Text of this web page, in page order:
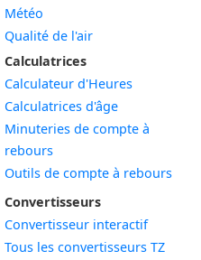
Météo
Qualité de l'air
Calculatrices
Calculateur d'Heures
Calculatrices d'âge
Minuteries de compte à
rebours
Outils de compte à rebours
Convertisseurs
Convertisseur interactif
Tous les convertisseurs TZ